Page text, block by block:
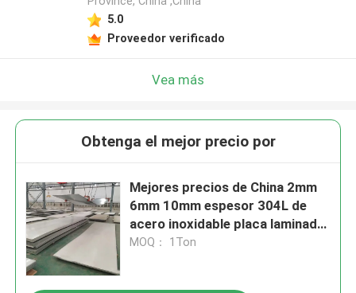
5.0
Proveedor verificado
Vea más
Obtenga el mejor precio por
Mejores precios de China 2mm
6mm 10mm espesor 304L de
acero inoxidable placa laminada
en frío con 2B tamaño de corte
MOQ： 1Ton